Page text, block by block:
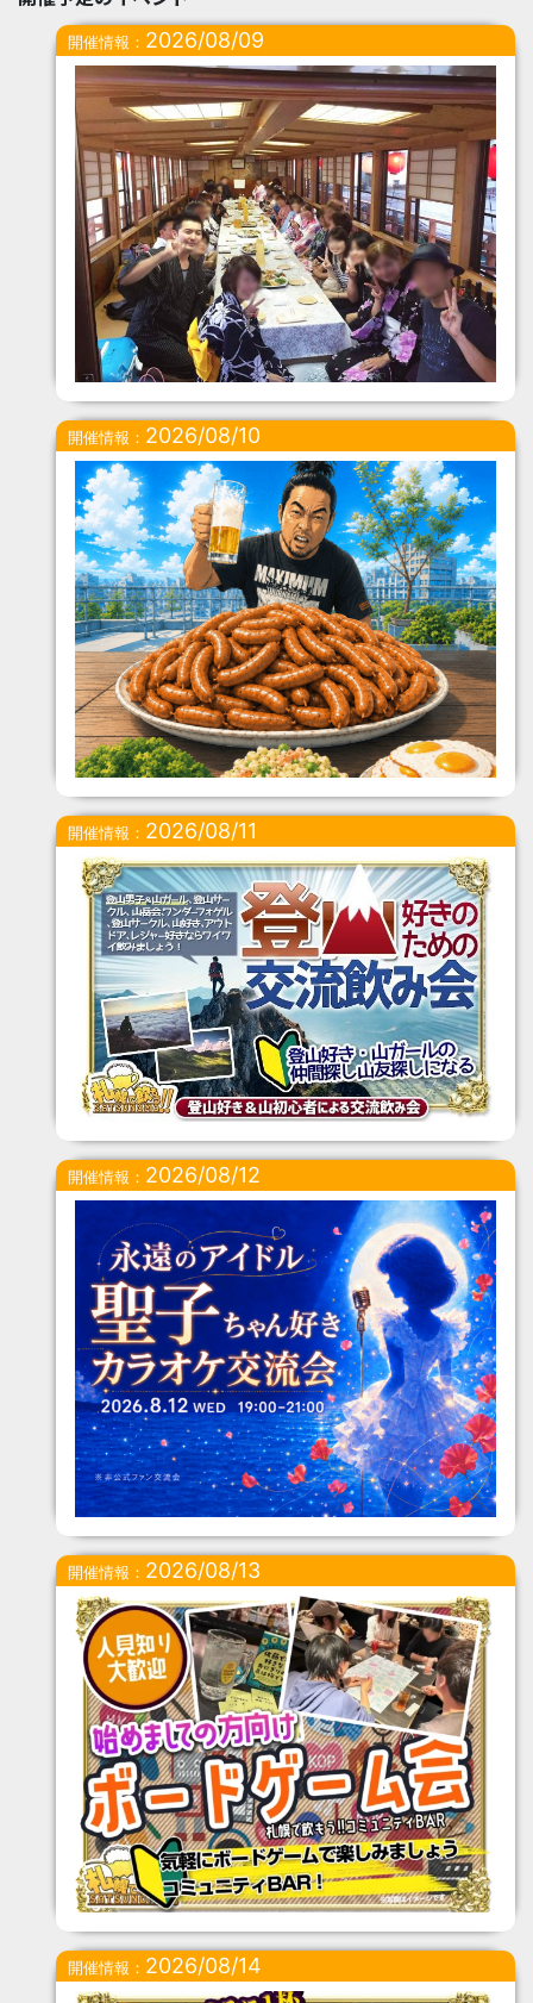
開催情報： 2026/08/09
開催情報： 2026/08/10
開催情報： 2026/08/11
開催情報： 2026/08/12
開催情報： 2026/08/13
開催情報： 2026/08/14